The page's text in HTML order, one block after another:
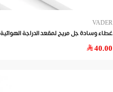
VADER
غطاء وسادة جل مريح لمقعد الدراجة الهوائية
40.00